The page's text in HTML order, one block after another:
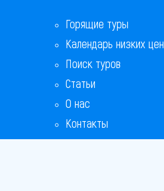
Горящие туры
Календарь низких цен
Поиск туров
Статьи
О нас
Контакты
Бонусная программа